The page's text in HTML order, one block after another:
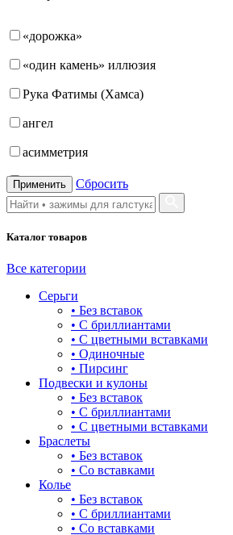
«дорожка»
«один камень» иллюзия
Рука Фатимы (Хамса)
ангел
асимметрия
бабочка
бантик
башня
бесконечность
буквы
булавка
гвоздь
деревья
длинные
для мам
драконы и змеи
другие религии
Применить Сбросить
Каталог товаров
Все категории
Серьги
• Без вставок
• С бриллиантами
• С цветными вставками
• Одиночные
• Пирсинг
Подвески и кулоны
• Без вставок
• С бриллиантами
• С цветными вставками
Браслеты
• Без вставок
• Со вставками
Колье
• Без вставок
• С бриллиантами
• Со вставками